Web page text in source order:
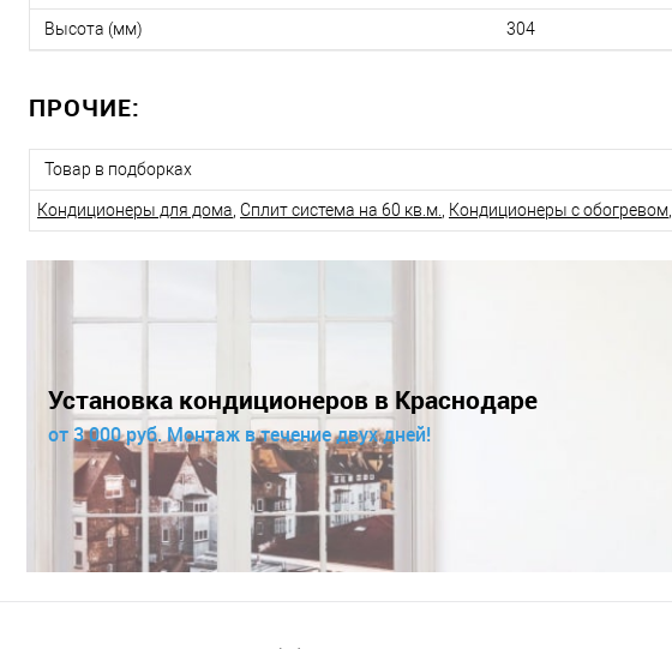
Высота (мм) 304
ПРОЧИЕ:
Товар в подборках
Кондиционеры для дома, Сплит система на 60 кв.м., Кондиционеры с обогревом,
Установка кондиционеров в Краснодаре
от 3 000 руб. Монтаж в течение двух дней!